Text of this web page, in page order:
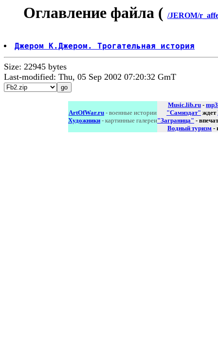
Оглавление файла ( /JEROM/
Джером К.Джером. Трогательная история
Size: 22945 bytes
Last-modified: Thu, 05 Sep 2002 07:20:32 GmT
ArtOfWar.ru - военные истории
Художники - картинные галереи
Music.lib.ru - mp3
"Самиздат" ждет
"Заграница" -
Водный туризм -